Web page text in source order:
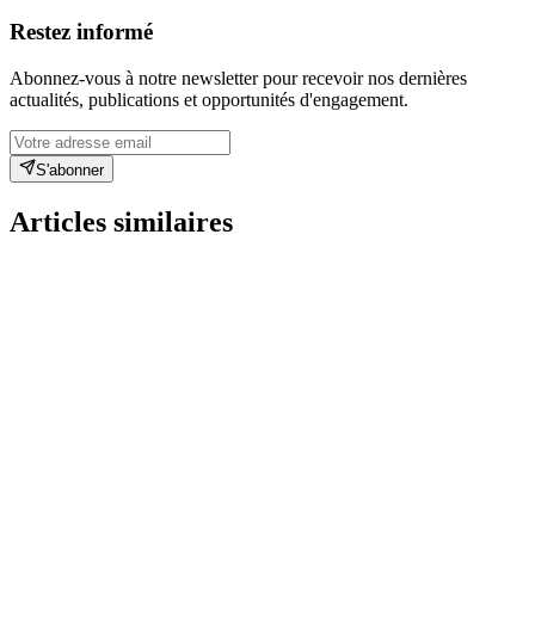
Restez informé
Abonnez-vous à notre newsletter pour recevoir nos dernières
actualités, publications et opportunités d'engagement.
S'abonner
Articles similaires